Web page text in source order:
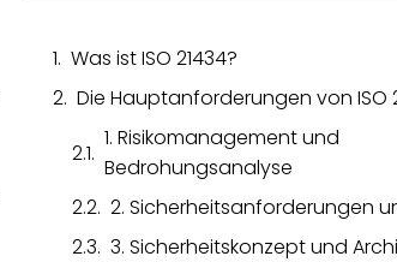
Was ist ISO 21434?
Die Hauptanforderungen von ISO
1. Risikomanagement und
Bedrohungsanalyse
2. Sicherheitsanforderungen
3. Sicherheitskonzept und